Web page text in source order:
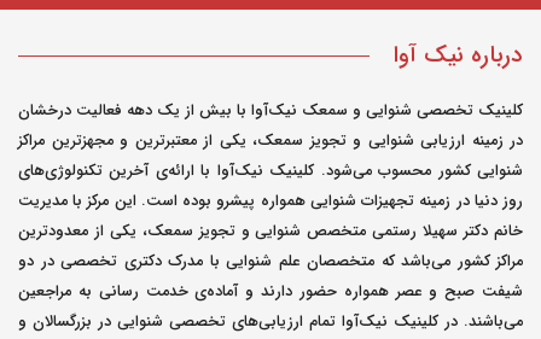
درباره نیک آوا
کلینیک تخصصی شنوایی و سمعک نیک‌آوا با بیش از یک دهه فعالیت درخشان
در زمینه ارزیابی شنوایی و تجویز سمعک، یکی از معتبرترین و مجهزترین مراکز
شنوایی کشور محسوب می‌شود. کلینیک نیک‌آوا با ارائه‌ی آخرین تکنولوژی‌های
روز دنیا در زمینه تجهیزات شنوایی همواره پیشرو بوده است. این مرکز با مدیریت
خانم دکتر سهیلا رستمی متخصص شنوایی و تجویز سمعک، یکی از معدودترین
مراکز کشور می‌باشد که متخصصان علم شنوایی با مدرک دکتری تخصصی در دو
شیفت صبح و عصر همواره حضور دارند و آماده‌ی خدمت رسانی به مراجعین
می‌باشند. در کلینیک نیک‌آوا تمام ارزیابی‌های تخصصی شنوایی در بزرگسالان و